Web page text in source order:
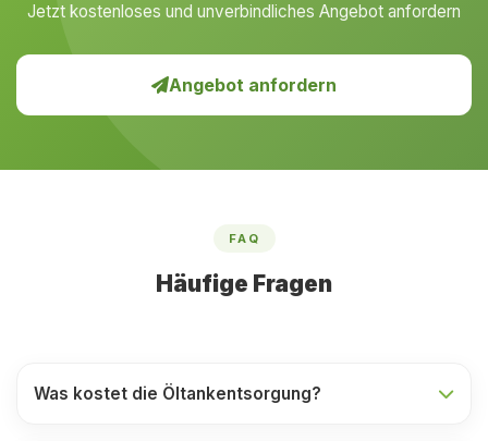
Jetzt kostenloses und unverbindliches Angebot anfordern
Angebot anfordern
FAQ
Häufige Fragen
Was kostet die Öltankentsorgung?